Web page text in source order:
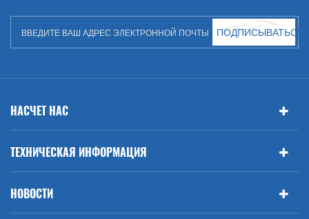
ПОДПИСЫВАТЬСЯ
НАСЧЕТ НАС
ТЕХНИЧЕСКАЯ ИНФОРМАЦИЯ
НОВОСТИ